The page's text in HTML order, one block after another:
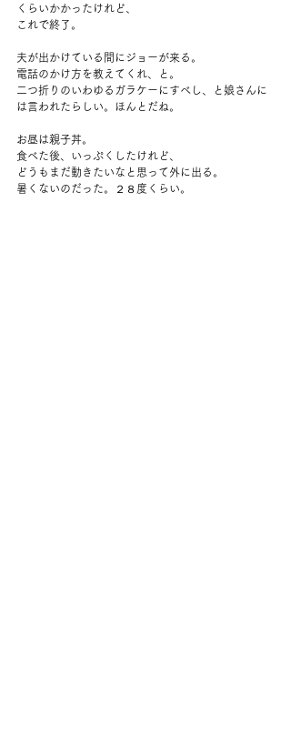
くらいかかったけれど、
これで終了。
夫が出かけている間にジョーが来る。
電話のかけ方を教えてくれ、と。
二つ折りのいわゆるガラケーにすべし、と娘さんに
は言われたらしい。ほんとだね。
お昼は親子丼。
食べた後、いっぷくしたけれど、
どうもまだ動きたいなと思って外に出る。
暑くないのだった。２８度くらい。